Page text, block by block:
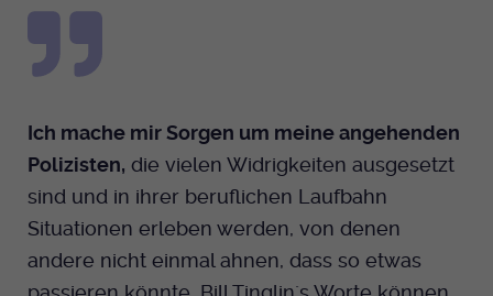
Ich mache mir Sorgen um meine angehenden
Polizisten, die vielen Widrigkeiten ausgesetzt
sind und in ihrer beruflichen Laufbahn
Situationen erleben werden, von denen
andere nicht einmal ahnen, dass so etwas